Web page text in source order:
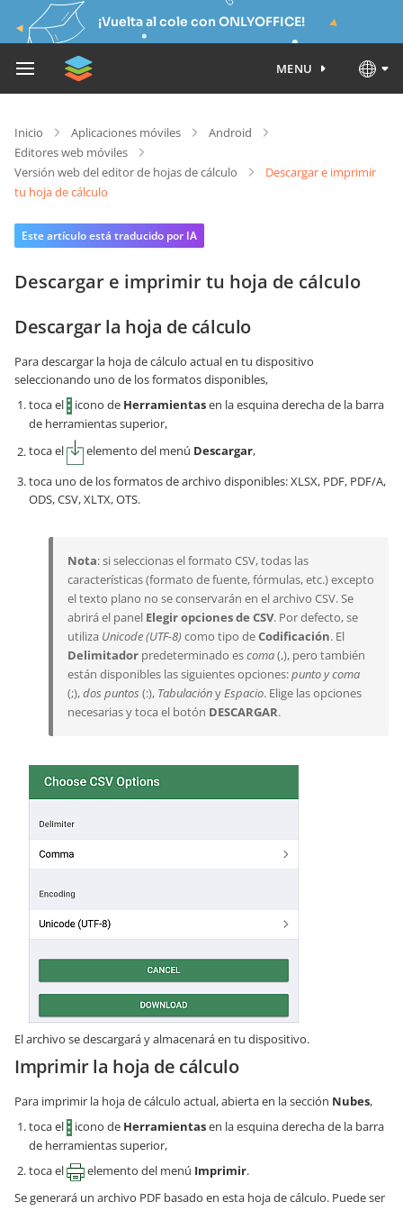
¡Vuelta al cole con ONLYOFFICE!
MENU
Inicio Aplicaciones móviles
Android
Editores web móviles
Versión web del editor de hojas de cálculo
Descargar e imprimir
tu hoja de cálculo
Este artículo está traducido por IA
Descargar e imprimir tu hoja de cálculo
Descargar la hoja de cálculo
Para descargar la hoja de cálculo actual en tu dispositivo
seleccionando uno de los formatos disponibles,
toca el
icono de Herramientasen la esquina derecha de la barra
de herramientas superior,
toca el
elemento del menú Descargar,
toca uno de los formatos de archivo disponibles: XLSX, PDF, PDF/A,
ODS, CSV, XLTX, OTS.
Nota: si seleccionas el formato CSV, todas las
características (formato de fuente, fórmulas, etc.) excepto
el texto plano no se conservarán en el archivo CSV. Se
abrirá el panel Elegir opciones de CSV. Por defecto, se
utiliza Unicode (UTF-8)como tipo deCodificación. El
Delimitador predeterminado escoma(,), pero también
están disponibles las siguientes opciones:punto y coma
(;),dos puntos (:), TabulaciónyEspacio. Elige las opciones
necesarias y toca el botón DESCARGAR.
El archivo se descargará y almacenará en tu dispositivo.
Imprimir la hoja de cálculo
Para imprimir la hoja de cálculo actual, abierta en la sección Nubes,
toca el
icono de Herramientasen la esquina derecha de la barra
de herramientas superior,
toca el
elemento del menú Imprimir.
Se generará un archivo PDF basado en esta hoja de cálculo. Puede ser